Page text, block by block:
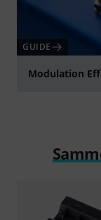
GUIDE
Modulation